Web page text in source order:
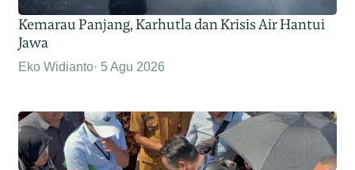
Kemarau Panjang, Karhutla dan Krisis Air Hantui
Jawa
Eko Widianto 5 Agu 2026